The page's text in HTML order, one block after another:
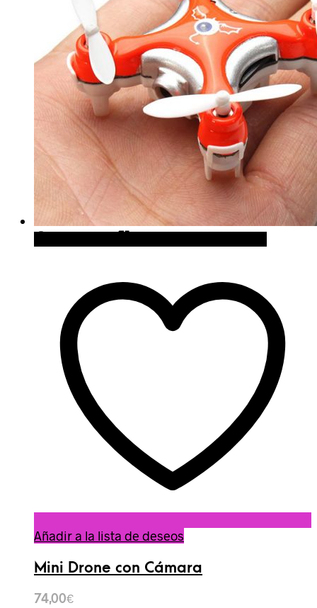
Añadir a la lista de deseos
Mini Drone con Cámara
74,00€